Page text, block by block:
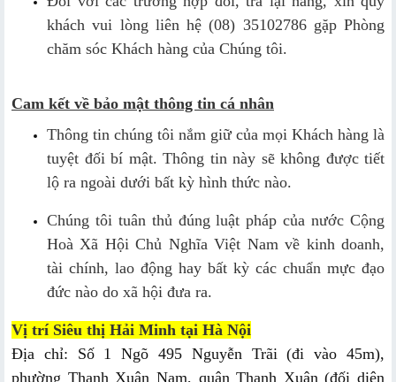
khách vui lòng liên hệ (08) 35102786 gặp Phòng
chăm sóc Khách hàng của Chúng tôi.
Cam kết về bảo mật thông tin cá nhân
Thông tin chúng tôi nắm giữ của mọi Khách hàng là
tuyệt đối bí mật. Thông tin này sẽ không được tiết
lộ ra ngoài dưới bất kỳ hình thức nào.
Chúng tôi tuân thủ đúng luật pháp của nước Cộng
Hoà Xã Hội Chủ Nghĩa Việt Nam về kinh doanh,
tài chính, lao động hay bất kỳ các chuẩn mực đạo
đức nào do xã hội đưa ra.
Vị trí Siêu thị Hải Minh tại Hà Nội
Địa chỉ: Số 1 Ngõ 495 Nguyễn Trãi (đi vào 45m),
phường Thanh Xuân Nam, quận Thanh Xuân (đối diện